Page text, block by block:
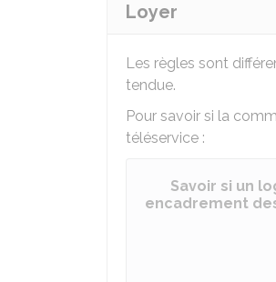
Loyer
Les règles sont
tendue.
Pour savoir si la
téléservice :
Savoir si un
encadrement